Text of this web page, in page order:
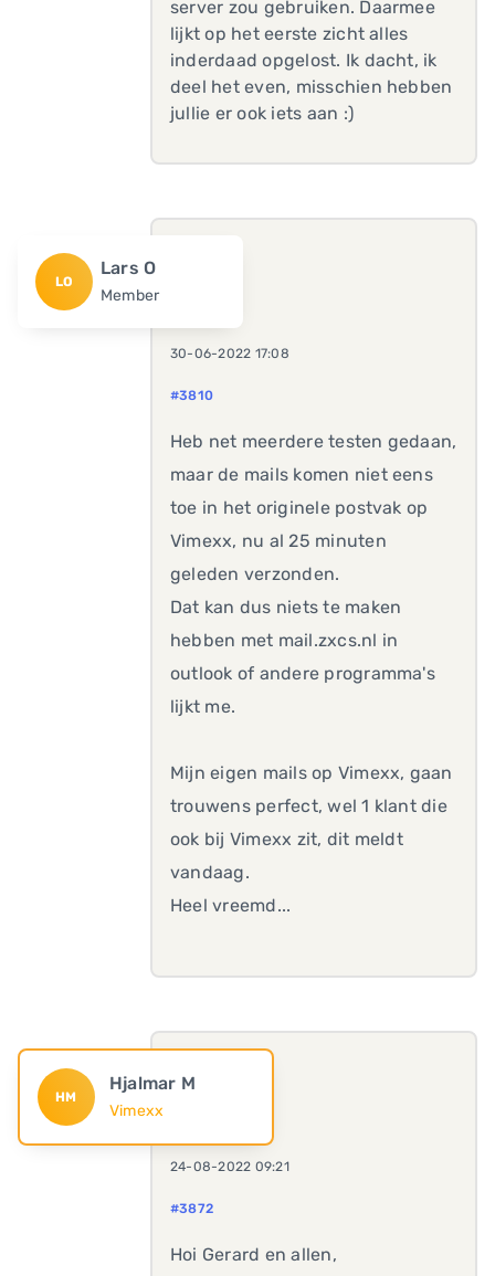
server zou gebruiken. Daarmee
lijkt op het eerste zicht alles
inderdaad opgelost. Ik dacht, ik
deel het even, misschien hebben
jullie er ook iets aan :)
LO
Lars O
Member
30-06-2022 17:08
#3810
Heb net meerdere testen gedaan,
maar de mails komen niet eens
toe in het originele postvak op
Vimexx, nu al 25 minuten
geleden verzonden.
Dat kan dus niets te maken
hebben met mail.zxcs.nl in
outlook of andere programma's
lijkt me.
Mijn eigen mails op Vimexx, gaan
trouwens perfect, wel 1 klant die
ook bij Vimexx zit, dit meldt
vandaag.
Heel vreemd...
HM
Hjalmar M
Vimexx
24-08-2022 09:21
#3872
Hoi Gerard en allen,